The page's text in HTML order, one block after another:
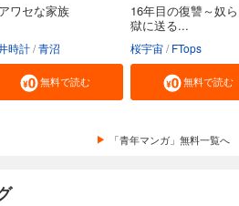
ツヒロ
ワセな家族
時計 青沼
無料で読む
16年目の復讐～奴
獄に送る...
桜宇宙 FTops
無料で読む
「青年マンガ」無料一覧へ